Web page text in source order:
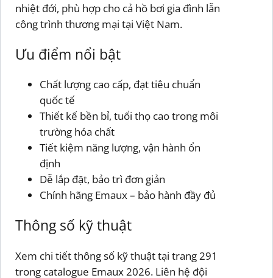
nhiệt đới, phù hợp cho cả hồ bơi gia đình lẫn
công trình thương mại tại Việt Nam.
Ưu điểm nổi bật
Chất lượng cao cấp, đạt tiêu chuẩn
quốc tế
Thiết kế bền bỉ, tuổi thọ cao trong môi
trường hóa chất
Tiết kiệm năng lượng, vận hành ổn
định
Dễ lắp đặt, bảo trì đơn giản
Chính hãng Emaux – bảo hành đầy đủ
Thông số kỹ thuật
Xem chi tiết thông số kỹ thuật tại trang 291
trong catalogue Emaux 2026. Liên hệ đội